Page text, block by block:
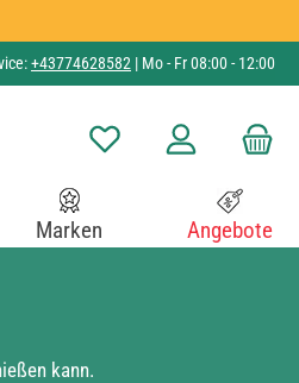
+43774628582 | Mo - Fr 08:00 - 12:00
Du hast 0 Produkte auf
Marken Angebote
kann.